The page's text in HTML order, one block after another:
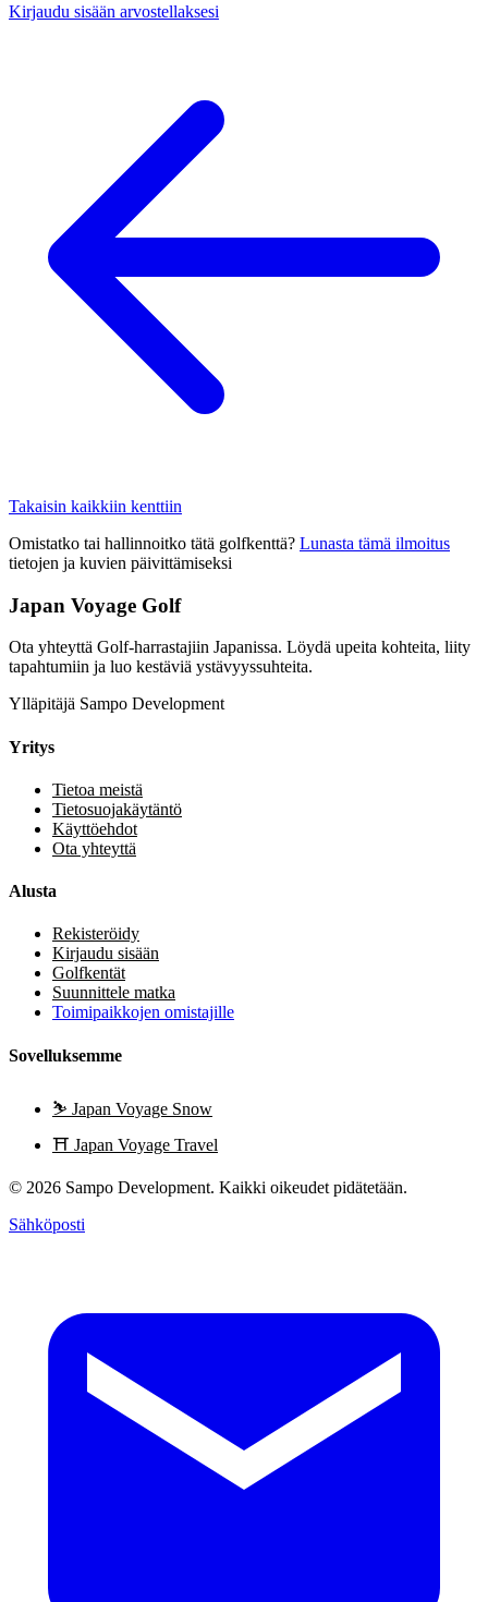
Kirjaudu sisään arvostellaksesi
Takaisin kaikkiin kenttiin
Omistatko tai hallinnoitko tätä golfkenttä? Lunasta tämä ilmoitus
tietojen ja kuvien päivittämiseksi
Japan Voyage Golf
Ota yhteyttä Golf-harrastajiin Japanissa. Löydä upeita kohteita, liity
tapahtumiin ja luo kestäviä ystävyyssuhteita.
Ylläpitäjä Sampo Development
Yritys
Tietoa meistä
Tietosuojakäytäntö
Käyttöehdot
Ota yhteyttä
Alusta
Rekisteröidy
Kirjaudu sisään
Golfkentät
Suunnittele matka
Toimipaikkojen omistajille
Sovelluksemme
⛷️ Japan Voyage Snow
⛩️ Japan Voyage Travel
© 2026 Sampo Development. Kaikki oikeudet pidätetään.
Sähköposti